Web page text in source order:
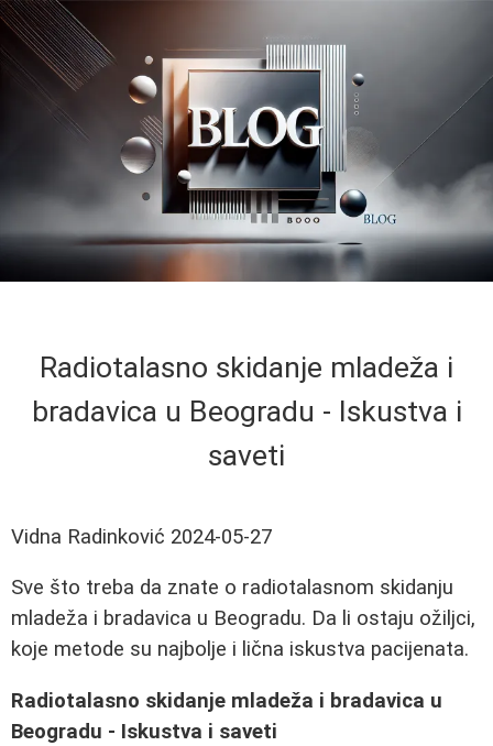
Radiotalasno skidanje mladeža i
bradavica u Beogradu - Iskustva i
saveti
Vidna Radinković 2024-05-27
Sve što treba da znate o radiotalasnom skidanju
mladeža i bradavica u Beogradu. Da li ostaju ožiljci,
koje metode su najbolje i lična iskustva pacijenata.
Radiotalasno skidanje mladeža i bradavica u
Beogradu - Iskustva i saveti